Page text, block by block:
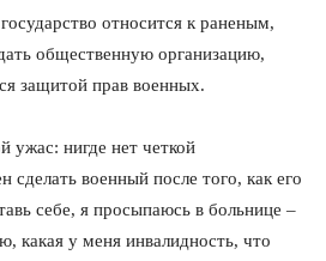
относится к раненым,
общественную организацию,
защитой прав военных.
нигде нет четкой
военный после того, как его
себе, я просыпаюсь в больнице –
какая у меня инвалидность, что